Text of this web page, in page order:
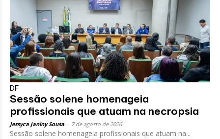
DF
Sessão solene homenageia
profissionais que atuam na necropsia
Jessyca Janiny Sousa 7 de agosto de 2026
Sessão solene homenageia profissionais que atuam na...